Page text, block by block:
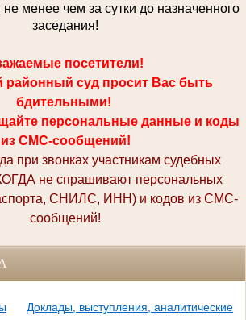
менее чем за сутки до назначенного
заседания!
посетители!
районный суд просит Вас быть
бдительными!
персональные данные и коды
из СМС-сообщений!
при звонках участникам судебных
не спрашивают персональных
СНИЛС, ИНН) и кодов из СМС-
сообщений!
Доклады, выступления, аналитические